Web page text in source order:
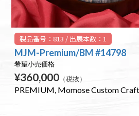
製品番号：813 / 出展本数：1
MJM-Premium/BM #14798
希望小売価格
¥360,000 （税抜）
PREMIUM Momose Custom